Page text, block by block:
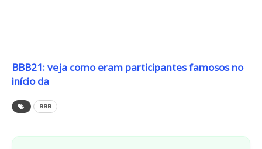
BBB21: veja como eram participantes famosos no
início da
BBB